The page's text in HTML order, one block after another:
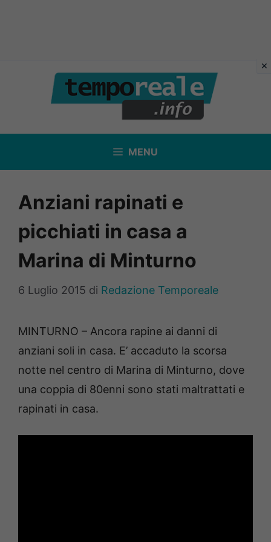
contenuto
MENU
Anziani rapinati e
picchiati in casa a
Marina di Minturno
6 Luglio 2015 di Redazione Temporeale
MINTURNO – Ancora rapine ai danni di
anziani soli in casa. E’ accaduto la scorsa
notte nel centro di Marina di Minturno, dove
una coppia di 80enni sono stati maltrattati e
rapinati in casa.